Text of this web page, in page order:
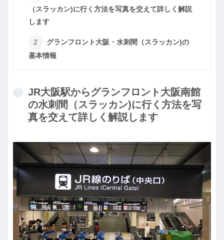
（スラッカン)に行く方法を写真を交えて詳しく解説
します
グランフロント大阪・水刺間（スラッカン)の
基本情報
JR大阪駅からグランフロント大阪南館
の水刺間（スラッカン)に行く方法を写
真を交えて詳しく解説します